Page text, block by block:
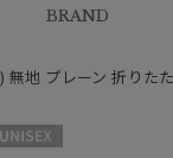
BRAND
地 プレーン 折りた